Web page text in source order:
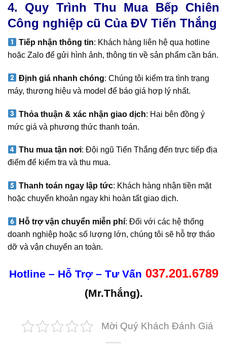
4. Quy Trình Thu Mua Bếp Chiên
Công nghiệp cũ Của ĐV Tiến Thắng
Tiếp nhận thông tin: Khách hàng liên hệ qua hotline
hoặc Zalo để gửi hình ảnh, thông tin về sản phẩm cần bán.
Định giá nhanh chóng: Chúng tôi kiểm tra tình trạng
máy, thương hiệu và model để báo giá hợp lý nhất.
Thỏa thuận & xác nhận giao dịch: Hai bên đồng ý
mức giá và phương thức thanh toán.
Thu mua tận nơi: Đội ngũ Tiến Thắng đến trực tiếp địa
điểm để kiểm tra và thu mua.
Thanh toán ngay lập tức: Khách hàng nhận tiền mặt
hoặc chuyển khoản ngay khi hoàn tất giao dịch.
Hỗ trợ vận chuyển miễn phí: Đối với các hệ thống
doanh nghiệp hoặc số lượng lớn, chúng tôi sẽ hỗ trợ tháo
dỡ và vận chuyển an toàn.
Hotline – Hỗ Trợ – Tư Vấn 037.201.6789
(Mr.Thắng).
Mời Quý Khách Đánh Giá